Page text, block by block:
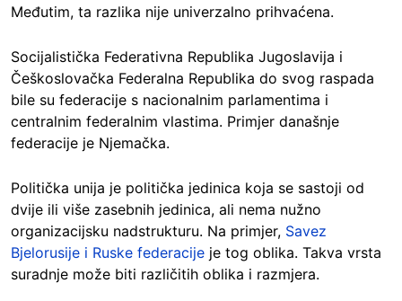
Međutim, ta razlika nije univerzalno prihvaćena.
Socijalistička Federativna Republika Jugoslavija i
Češkoslovačka Federalna Republika do svog raspada
bile su federacije s nacionalnim parlamentima i
centralnim federalnim vlastima. Primjer današnje
federacije je Njemačka.
Politička unija je politička jedinica koja se sastoji od
dvije ili više zasebnih jedinica, ali nema nužno
organizacijsku nadstrukturu. Na primjer, Savez
Bjelorusije i Ruske federacije je tog oblika. Takva vrsta
suradnje može biti različitih oblika i razmjera.